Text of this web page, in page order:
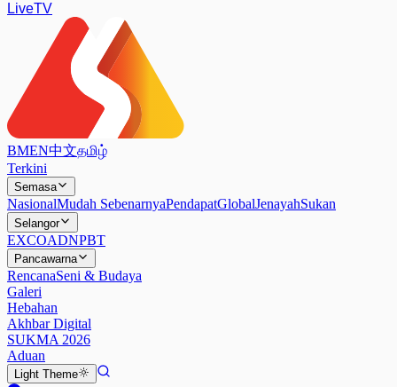
LiveTV
BMEN中文தமிழ்
Terkini
Semasa
NasionalMudah SebenarnyaPendapatGlobalJenayahSukan
Selangor
EXCOADNPBT
Pancawarna
RencanaSeni & Budaya
Galeri
Hebahan
Akhbar Digital
SUKMA 2026
Aduan
Light Theme